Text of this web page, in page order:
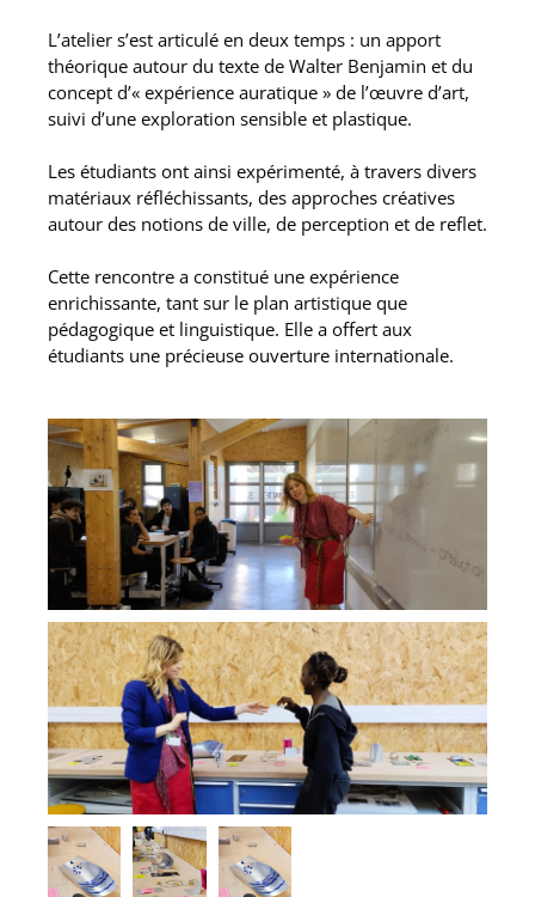
L’atelier s’est articulé en deux temps : un apport
théorique autour du texte de Walter Benjamin et du
concept d’« expérience auratique » de l’œuvre d’art,
suivi d’une exploration sensible et plastique.
Les étudiants ont ainsi expérimenté, à travers divers
matériaux réfléchissants, des approches créatives
autour des notions de ville, de perception et de reflet.
Cette rencontre a constitué une expérience
enrichissante, tant sur le plan artistique que
pédagogique et linguistique. Elle a offert aux
étudiants une précieuse ouverture internationale.